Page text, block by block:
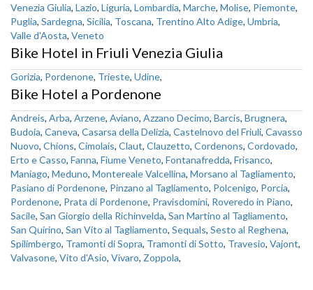
Venezia Giulia, Lazio, Liguria, Lombardia, Marche, Molise, Piemonte,
Puglia, Sardegna, Sicilia, Toscana, Trentino Alto Adige, Umbria,
Valle d'Aosta, Veneto
Bike Hotel in Friuli Venezia Giulia
Gorizia, Pordenone, Trieste, Udine,
Bike Hotel a Pordenone
Andreis, Arba, Arzene, Aviano, Azzano Decimo, Barcis, Brugnera,
Budoia, Caneva, Casarsa della Delizia, Castelnovo del Friuli, Cavasso
Nuovo, Chions, Cimolais, Claut, Clauzetto, Cordenons, Cordovado,
Erto e Casso, Fanna, Fiume Veneto, Fontanafredda, Frisanco,
Maniago, Meduno, Montereale Valcellina, Morsano al Tagliamento,
Pasiano di Pordenone, Pinzano al Tagliamento, Polcenigo, Porcia,
Pordenone, Prata di Pordenone, Pravisdomini, Roveredo in Piano,
Sacile, San Giorgio della Richinvelda, San Martino al Tagliamento,
San Quirino, San Vito al Tagliamento, Sequals, Sesto al Reghena,
Spilimbergo, Tramonti di Sopra, Tramonti di Sotto, Travesio, Vajont,
Valvasone, Vito d'Asio, Vivaro, Zoppola,